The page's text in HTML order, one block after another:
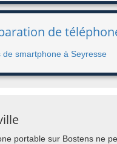
de
smartphone à Seyresse
portable sur Bostens ne